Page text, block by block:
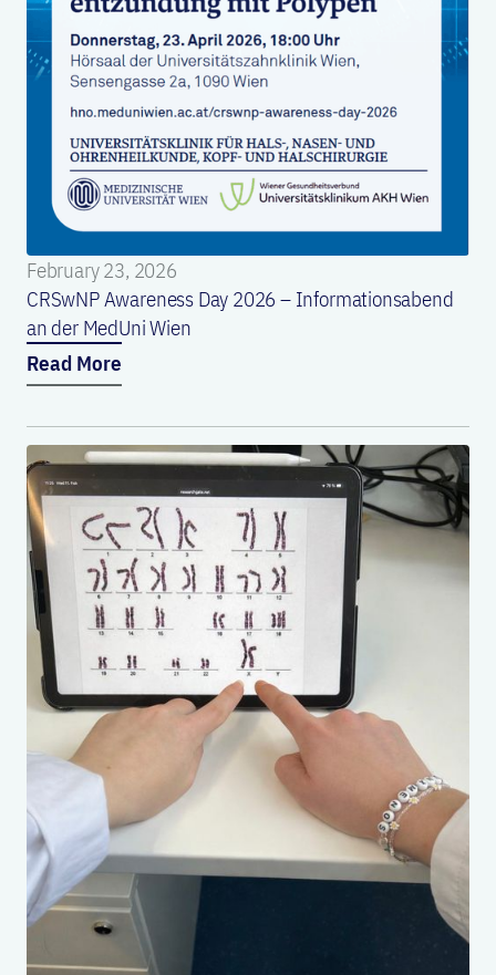
February 23, 2026
CRSwNP Awareness Day 2026 – Informationsabend
an der MedUni Wien
Read More